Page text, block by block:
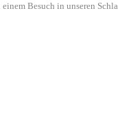
Besuch in unseren